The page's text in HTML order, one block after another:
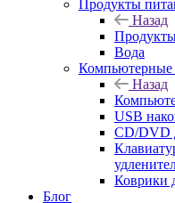
Продукты
Назад
Вода
Компьютерные
Назад
USB
CD/DVD
Коврики
Блог